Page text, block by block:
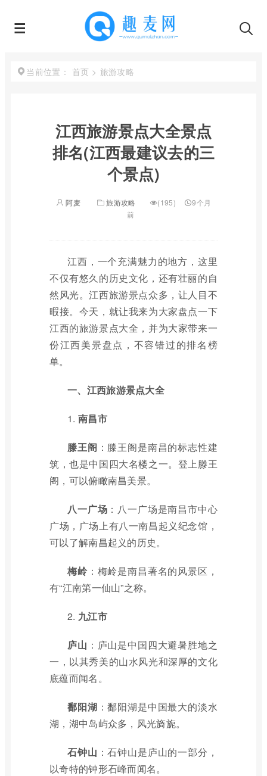
当前位置： 首页 > 旅游攻略
江西旅游景点大全景点
排名(江西最建议去的三
个景点)
阿麦 旅游攻略 (195)
9个月
前
江西，一个充满魅力的地方，这里
不仅有悠久的历史文化，还有壮丽的自
然风光。江西旅游景点众多，让人目不
暇接。今天，就让我来为大家盘点一下
江西的旅游景点大全，并为大家带来一
份江西美景盘点，不容错过的排名榜
单。
一、江西旅游景点大全
1. 南昌市
滕王阁 ：滕王阁是南昌的标志性建
筑，也是中国四大名楼之一。登上滕王
阁，可以俯瞰南昌美景。
八一广场 ：八一广场是南昌市中心
广场，广场上有八一南昌起义纪念馆，
可以了解南昌起义的历史。
梅岭：梅岭是南昌著名的风景区，
有“江南第一仙山”之称。
2. 九江市
庐山 ：庐山是中国四大避暑胜地之
一，以其秀美的山水风光和深厚的文化
底蕴而闻名。
鄱阳湖 ：鄱阳湖是中国最大的淡水
湖，湖中岛屿众多，风光旖旎。
石钟山 ：石钟山是庐山的一部分，
以奇特的钟形石峰而闻名。